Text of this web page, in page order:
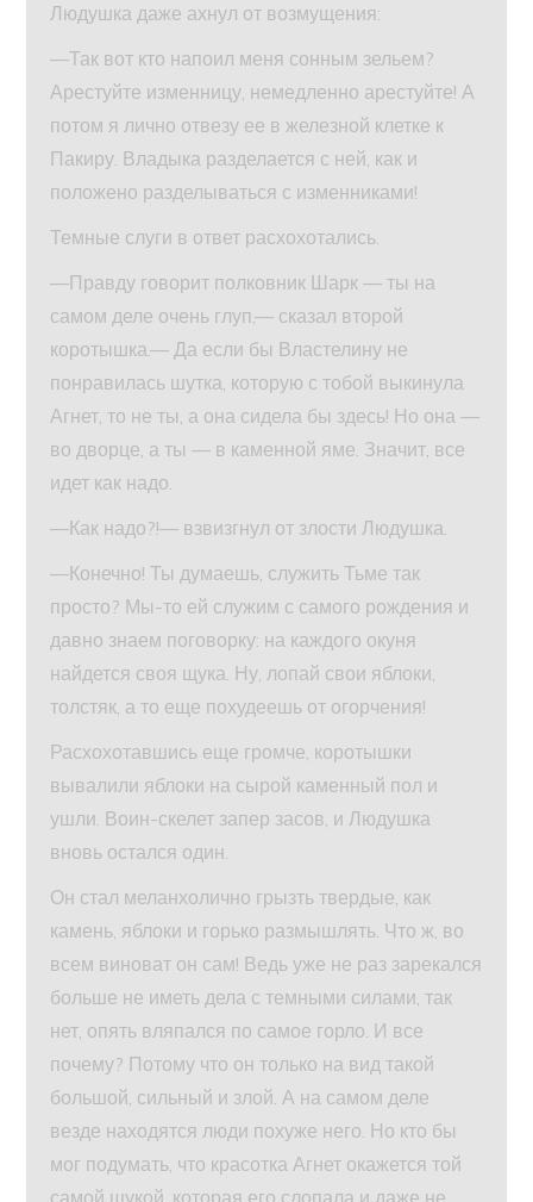
Людушка даже ахнул от возмущения:
—Так вот кто напоил меня сонным зельем?
Арестуйте изменницу, немедленно арестуйте! А
потом я лично отвезу ее в железной клетке к
Пакиру. Владыка разделается с ней, как и
положено разделываться с изменниками!
Темные слуги в ответ расхохотались.
—Правду говорит полковник Шарк — ты на
самом деле очень глуп,— сказал второй
коротышка.— Да если бы Властелину не
понравилась шутка, которую с тобой выкинула
Агнет, то не ты, а она сидела бы здесь! Но она —
во дворце, а ты — в каменной яме. Значит, все
идет как надо.
—Как надо?!— взвизгнул от злости Людушка.
—Конечно! Ты думаешь, служить Тьме так
просто? Мы-то ей служим с самого рождения и
давно знаем поговорку: на каждого окуня
найдется своя щука. Ну, лопай свои яблоки,
толстяк, а то еще похудеешь от огорчения!
Расхохотавшись еще громче, коротышки
вывалили яблоки на сырой каменный пол и
ушли. Воин-скелет запер засов, и Людушка
вновь остался один.
Он стал меланхолично грызть твердые, как
камень, яблоки и горько размышлять. Что ж, во
всем виноват он сам! Ведь уже не раз зарекался
больше не иметь дела с темными силами, так
нет, опять вляпался по самое горло. И все
почему? Потому что он только на вид такой
большой, сильный и злой. А на самом деле
везде находятся люди похуже него. Но кто бы
мог подумать, что красотка Агнет окажется той